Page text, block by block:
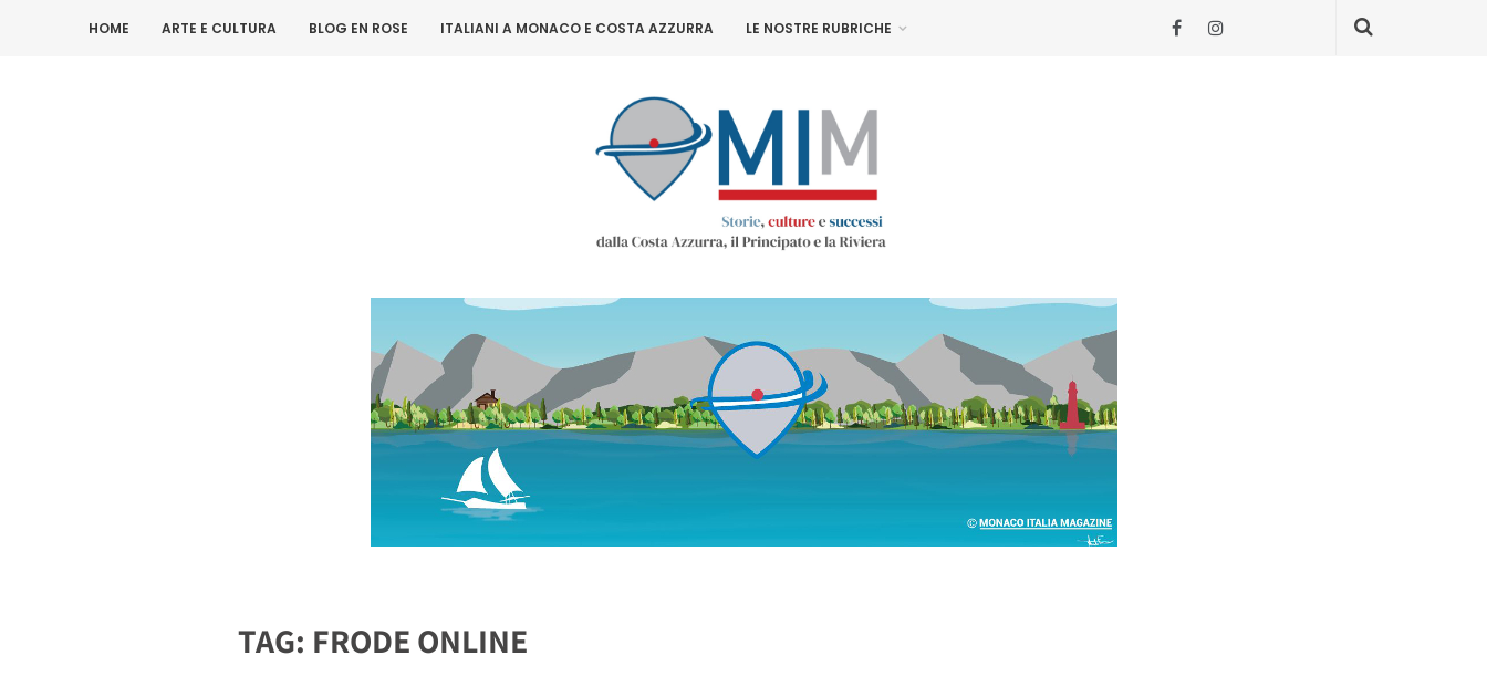
HOME ARTE E CULTURA BLOG EN ROSE ITALIANI A MONACO E COSTA AZZURRA LE NOSTRE RUBRICHE
TAG: FRODE ONLINE